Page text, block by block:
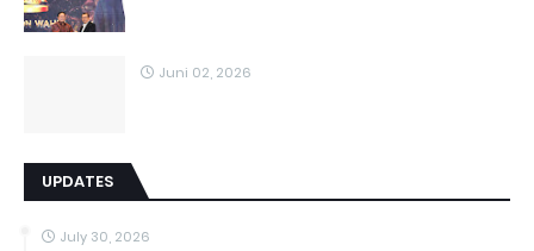
Juni 02, 2026
UPDATES
July 30, 2026